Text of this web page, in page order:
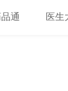
通 医生